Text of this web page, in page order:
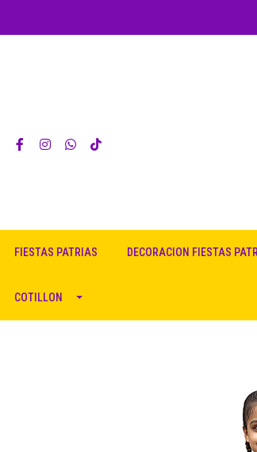
FIESTAS PATRIAS DECORACION FIESTAS
COTILLON